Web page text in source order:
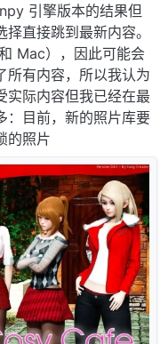
引擎版本的结果但
直接跳到最新内容。
Mac），因此可能会
所有内容，所以我认为
实际内容但我已经在最
：目前，新的照片库要
的照片